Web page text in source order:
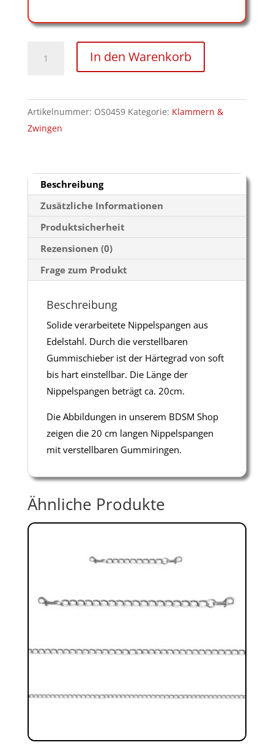
Nipple
Sticks
mit
In den Warenkorb
Artikelnummer: OS0459 Kategorie: Klammern &
Zwingen
Beschreibung
Zusätzliche Informationen
Produktsicherheit
Rezensionen (0)
Frage zum Produkt
Beschreibung
Solide verarbeitete Nippelspangen aus
Edelstahl. Durch die verstellbaren
Gummischieber ist der Härtegrad von soft
bis hart einstellbar. Die Länge der
Nippelspangen beträgt ca. 20cm.
Die Abbildungen in unserem BDSM Shop
zeigen die 20 cm langen Nippelspangen
mit verstellbaren Gummiringen.
Ähnliche Produkte